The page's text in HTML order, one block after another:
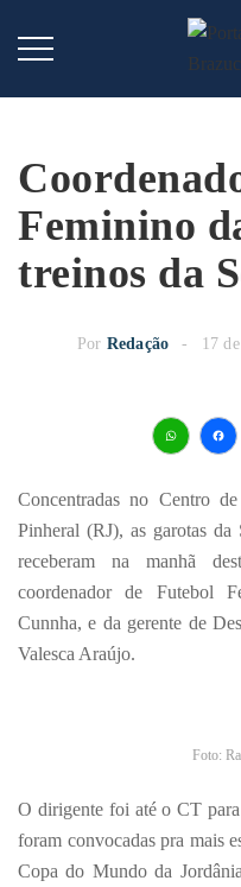
Feminino
treinos da
Por Redação 17
Concentradas no Centro
Pinheral (RJ), as garotas
receberam na manhã
coordenador de Futebol
Cunnha, e da gerente de
Valesca Araújo.
Foto:
O dirigente foi até o CT
foram convocadas pra mais
Copa do Mundo da